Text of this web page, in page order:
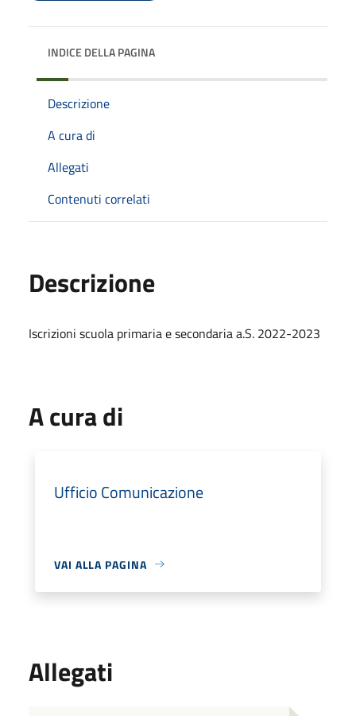
INDICE DELLA PAGINA
Descrizione
A cura di
Allegati
Contenuti correlati
Descrizione
Iscrizioni scuola primaria e secondaria a.S. 2022-2023
A cura di
Ufficio Comunicazione
VAI ALLA PAGINA
Allegati